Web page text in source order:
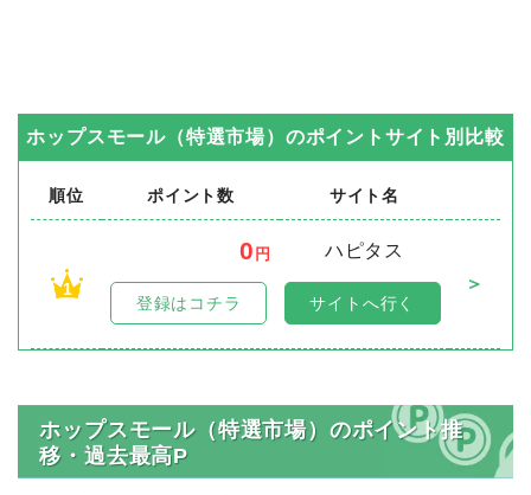
ホップスモール（特選市場） のポイントサイト別比較
順位 ポイント数 サイト名
1
0 円
ハピタス
＞
登録はコチラ サイトへ行く
ホップスモール（特選市場）のポイント推
移・過去最高P